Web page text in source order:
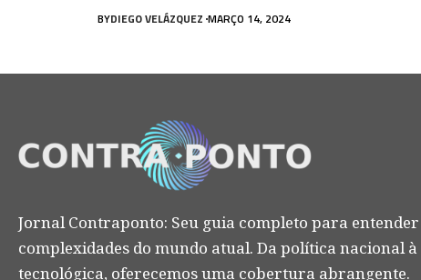
BYDIEGO VELÁZQUEZ MARÇO 14, 2024
Jornal Contraponto: Seu guia completo para entender
complexidades do mundo atual. Da política nacional
tecnológica, oferecemos uma cobertura abrangente.